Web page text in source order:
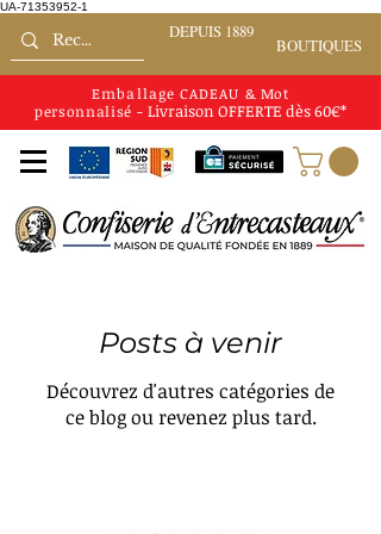
UA-71353952-1
Emballage CADEAU & Mot
personnalisé - Livraison OFFERTE dès 60€*
DEPUIS 1889
BOUTIQUES
Posts à venir
Découvrez d'autres catégories de
ce blog ou revenez plus tard.